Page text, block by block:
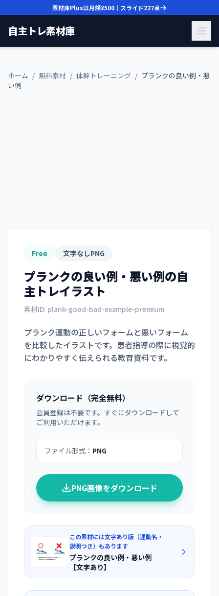
素材庫Plusは月額¥500 ｜スライド227点
自主トレ素材庫
ホーム / 無料素材 / 体幹トレーニング / プランクの良い例・悪
い例
Free 文字なしPNG
プランクの良い例・悪い例の自
主トレイラスト
素材ID: plank-good-bad-example-premium
プランク運動の正しいフォームと悪いフォーム
を比較したイラストです。患者指導の際に視覚的
にわかりやすく伝えられる教育資料です。
ダウンロード（完全無料）
会員登録は不要です。すぐにダウンロードして
ご利用いただけます。
ファイル形式： PNG
PNG画像をダウンロード
この素材には文字あり版（運動名・
説明つき）もあります
プランクの良い例・悪い例
【文字あり】